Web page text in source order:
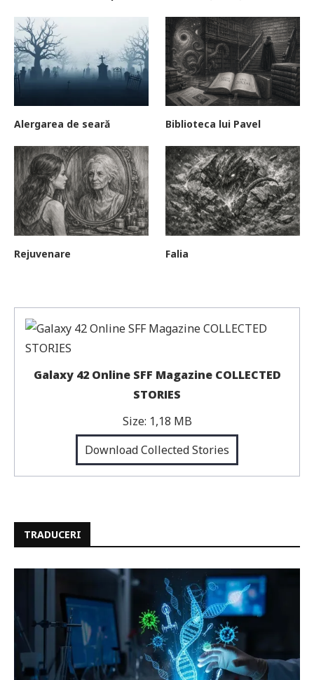
Alergarea de seară Biblioteca lui Pavel
Rejuvenare Falia
Galaxy 42 Online SFF Magazine COLLECTED
STORIES
Size: 1,18 MB
Download Collected Stories
TRADUCERI